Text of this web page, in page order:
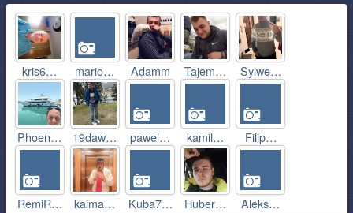
kris6… mario… Adamm Tajem… Sylwe…
Phoen… 19daw… pawel… kamil… Filip…
RemiR… kaima… Kuba7… Huber… Aleks…